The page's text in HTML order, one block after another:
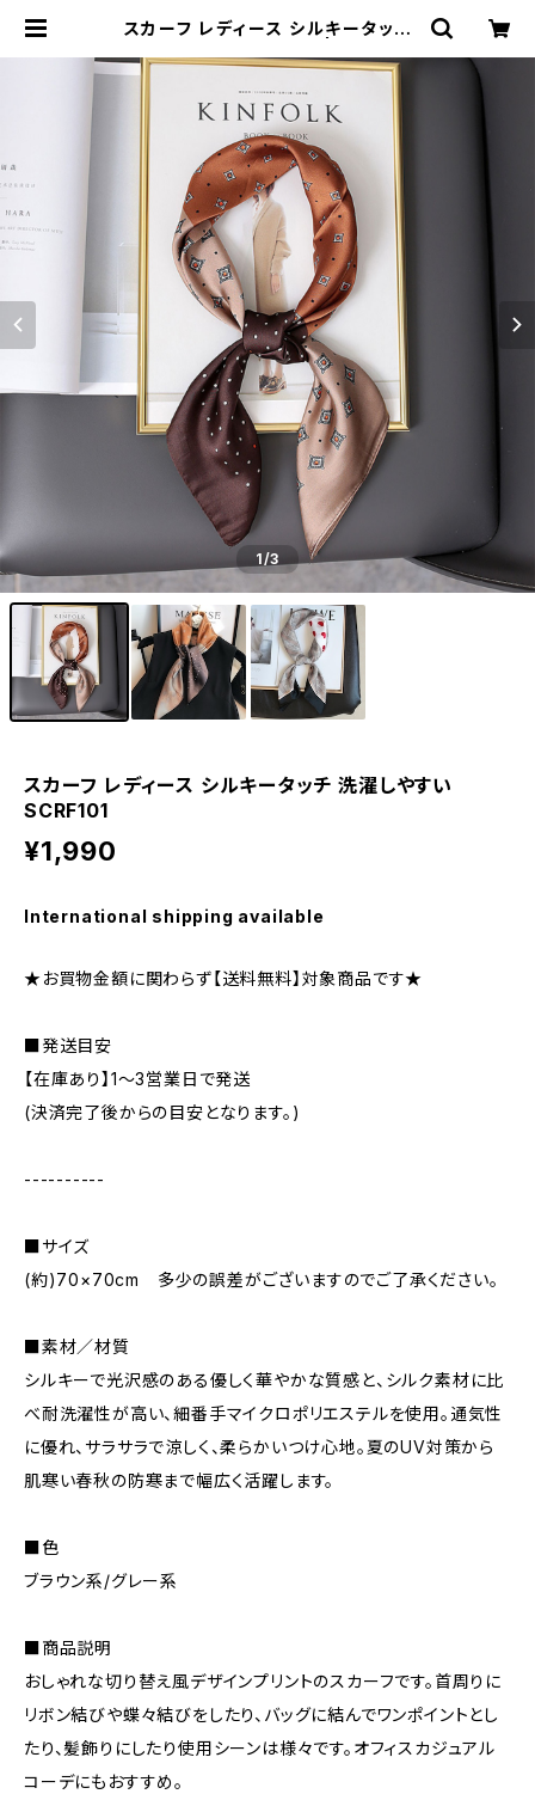
スカーフ レディース シルキータッチ
Company
1/3
スカーフ レディース シルキータッチ 洗濯しやすい
SCRF101
¥1,990
International shipping available
★お買物金額に関わらず【送料無料】対象商品です★
■発送目安
【在庫あり】1〜3営業日で発送
(決済完了後からの目安となります。)
----------
■サイズ
(約)70×70cm 多少の誤差がございますのでご了承ください。
■素材／材質
シルキーで光沢感のある優しく華やかな質感と、シルク素材に比
べ耐洗濯性が高い、細番手マイクロポリエステルを使用。通気性
に優れ、サラサラで涼しく、柔らかいつけ心地。夏のUV対策から
肌寒い春秋の防寒まで幅広く活躍します。
■色
ブラウン系/グレー系
■商品説明
おしゃれな切り替え風デザインプリントのスカーフです。首周りに
リボン結びや蝶々結びをしたり、バッグに結んでワンポイントとし
たり、髪飾りにしたり使用シーンは様々です。オフィスカジュアル
コーデにもおすすめ。